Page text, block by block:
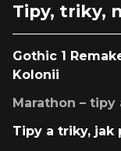
Tipy, triky,
Gothic 1
Kolonii
Marathon –
Tipy a triky, jak